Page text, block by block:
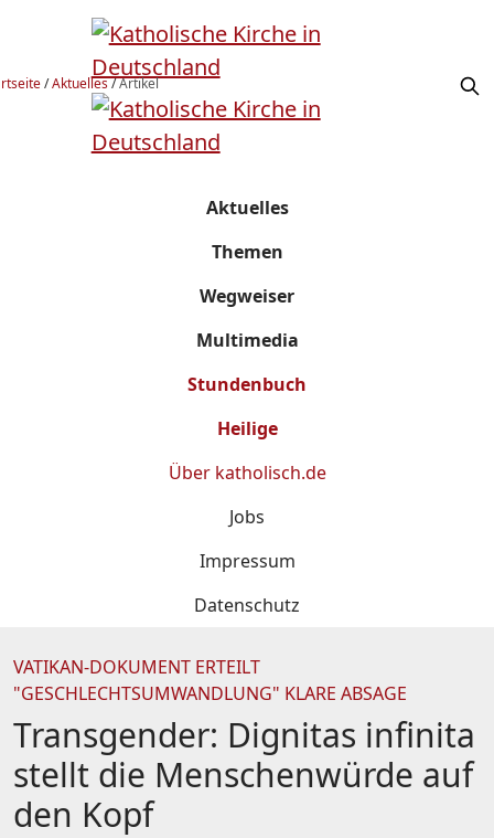
/Aktuelles/Artikel
Aktuelles
Themen
Wegweiser
Multimedia
Stundenbuch
Heilige
Über katholisch.de
Jobs
Impressum
Datenschutz
VATIKAN-DOKUMENT ERTEILT
"GESCHLECHTSUMWANDLUNG" KLARE ABSAGE
Transgender: Dignitas infinita
stellt die Menschenwürde auf
den Kopf